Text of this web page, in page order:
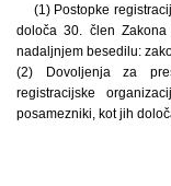
(1) Postopke
določa 30. člen
nadaljnjem besedilu:
(2) Dovoljenja za
registracijske
posamezniki, kot jih